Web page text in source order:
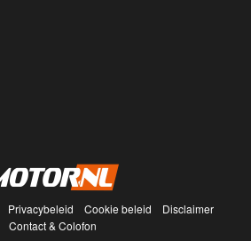
Privacybeleid Cookie beleid
Disclaimer
Contact & Colofon